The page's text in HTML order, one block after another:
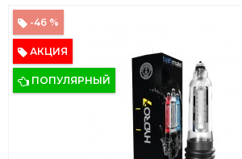
-46 %
АКЦИЯ
ПОПУЛЯРНЫЙ